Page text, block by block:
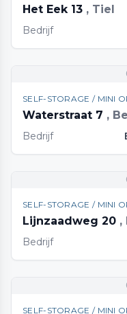
Het Eek 13 , Tiel
Bedrijf
SELF-STORAGE / MINI
Waterstraat 7 ,
Bedrijf
SELF-STORAGE / MINI
Lijnzaadweg 20 ,
Bedrijf
SELF-STORAGE / MINI